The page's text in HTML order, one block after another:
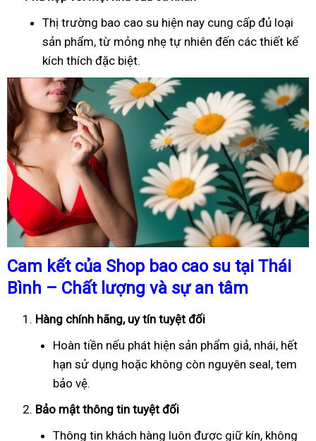
Thị trường bao cao su hiện nay cung cấp đủ loại
sản phẩm, từ mỏng nhẹ tự nhiên đến các thiết kế
kích thích đặc biệt.
Cam kết của Shop bao cao su tại Thái
Bình – Chất lượng và sự an tâm
Hàng chính hãng, uy tín tuyệt đối
Hoàn tiền nếu phát hiện sản phẩm giả, nhái, hết
hạn sử dụng hoặc không còn nguyên seal, tem
bảo vệ.
Bảo mật thông tin tuyệt đối
Thông tin khách hàng luôn được giữ kín, không